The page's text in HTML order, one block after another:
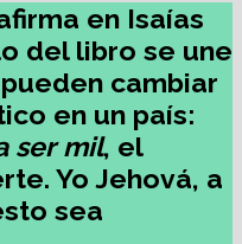
en Isaías
del libro se une
cambiar
en un país:
ser mil, el
Yo Jehová, a
sea